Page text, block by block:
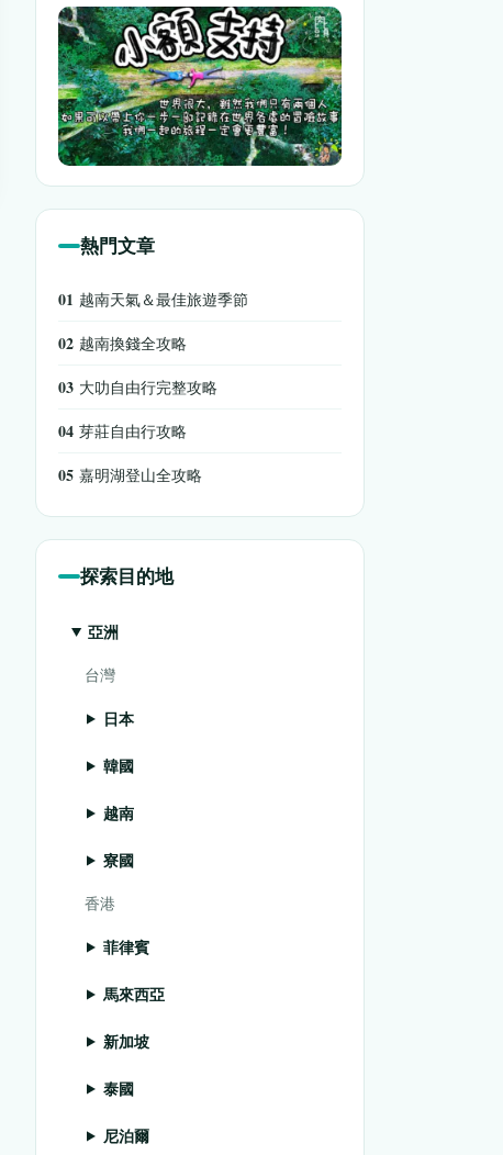
熱門文章
01 越南天氣＆最佳旅遊季節
02 越南換錢全攻略
03 大叻自由行完整攻略
04 芽莊自由行攻略
05 嘉明湖登山全攻略
探索目的地
亞洲
台灣
日本
韓國
越南
寮國
香港
菲律賓
馬來西亞
新加坡
泰國
尼泊爾